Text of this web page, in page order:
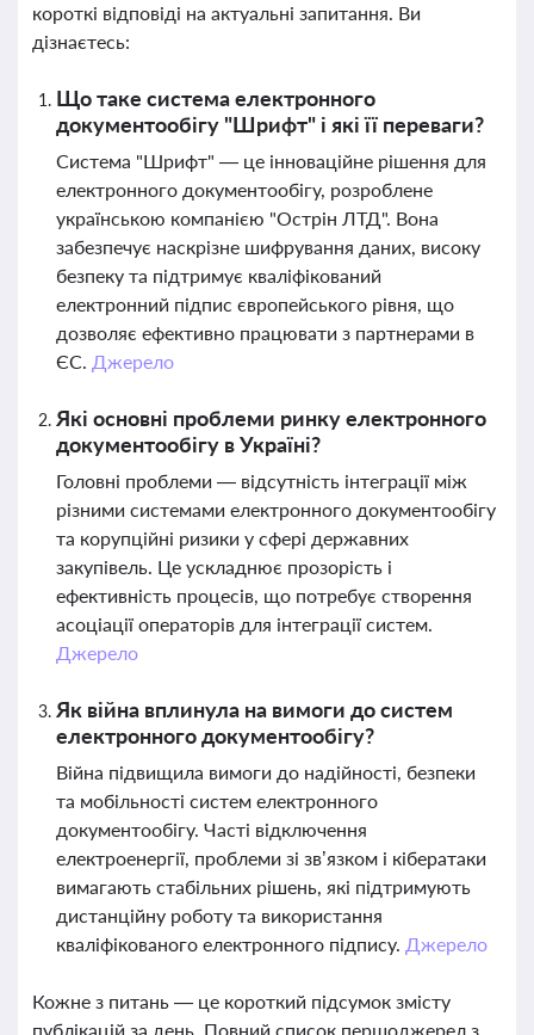
короткі відповіді на актуальні запитання. Ви
дізнаєтесь:
Що таке система електронного
документообігу "Шрифт" і які її переваги?
Система "Шрифт" — це інноваційне рішення для
електронного документообігу, розроблене
українською компанією "Острін ЛТД". Вона
забезпечує наскрізне шифрування даних, високу
безпеку та підтримує кваліфікований
електронний підпис європейського рівня, що
дозволяє ефективно працювати з партнерами в
ЄС. Джерело
Які основні проблеми ринку електронного
документообігу в Україні?
Головні проблеми — відсутність інтеграції між
різними системами електронного документообігу
та корупційні ризики у сфері державних
закупівель. Це ускладнює прозорість і
ефективність процесів, що потребує створення
асоціації операторів для інтеграції систем.
Джерело
Як війна вплинула на вимоги до систем
електронного документообігу?
Війна підвищила вимоги до надійності, безпеки
та мобільності систем електронного
документообігу. Часті відключення
електроенергії, проблеми зі зв’язком і кібератаки
вимагають стабільних рішень, які підтримують
дистанційну роботу та використання
кваліфікованого електронного підпису. Джерело
Кожне з питань — це короткий підсумок змісту
публікацій за день. Повний список першоджерел з